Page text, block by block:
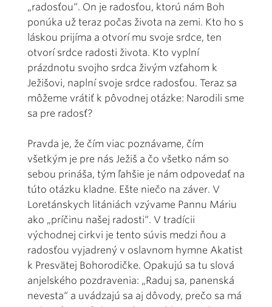
„radosťou“. On je radosťou, ktorú nám Boh
ponúka už teraz počas života na zemi. Kto ho s
láskou prijíma a otvorí mu svoje srdce, ten
otvorí srdce radosti života. Kto vyplní
prázdnotu svojho srdca živým vzťahom k
Ježišovi, naplní svoje srdce radosťou. Teraz sa
môžeme vrátiť k pôvodnej otázke: Narodili sme
sa pre radosť?
Pravda je, že čím viac poznávame, čím
všetkým je pre nás Ježiš a čo všetko nám so
sebou prináša, tým ľahšie je nám odpovedať na
túto otázku kladne. Ešte niečo na záver. V
Loretánskych litániách vzývame Pannu Máriu
ako „príčinu našej radosti“. V tradícii
východnej cirkvi je tento súvis medzi ňou a
radosťou vyjadrený v oslavnom hymne Akatist
k Presvätej Bohorodičke. Opakujú sa tu slová
anjelského pozdravenia: „Raduj sa, panenská
nevesta“ a uvádzajú sa aj dôvody, prečo sa má